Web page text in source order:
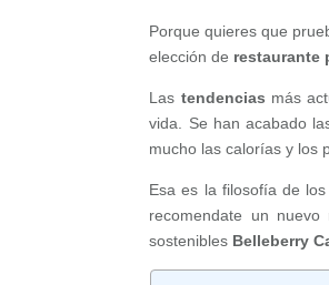
Porque quieres que
elección de restaurante
Las tendencias más
vida. Se han acabado
mucho las calorías y los
Esa es la filosofía de
recomendate un
sostenibles Belleberry